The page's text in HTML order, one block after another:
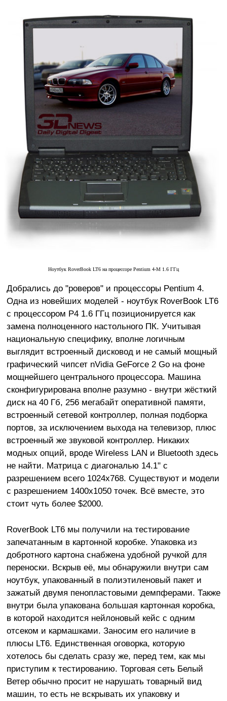
Ноутбук RoverBook LT6 на процессоре Pentium 4-M 1.6 ГГц
Добрались до "роверов" и процессоры Pentium 4.
Одна из новейших моделей - ноутбук RoverBook LT6
с процессором P4 1.6 ГГц позиционируется как
замена полноценного настольного ПК. Учитывая
национальную специфику, вполне логичным
выглядит встроенный дисковод и не самый мощный
графический чипсет nVidia GeForce 2 Go на фоне
мощнейшего центрального процессора. Машина
сконфигурирована вполне разумно - внутри жёсткий
диск на 40 Гб, 256 мегабайт оперативной памяти,
встроенный сетевой контроллер, полная подборка
портов, за исключением выхода на телевизор, плюс
встроенный же звуковой контроллер. Никаких
модных опций, вроде Wireless LAN и Bluetooth здесь
не найти. Матрица с диагональю 14.1" с
разрешением всего 1024x768. Существуют и модели
с разрешением 1400x1050 точек. Всё вместе, это
стоит чуть более $2000.
RoverBook LT6 мы получили на тестирование
запечатанным в картонной коробке. Упаковка из
добротного картона снабжена удобной ручкой для
переноски. Вскрыв её, мы обнаружили внутри сам
ноутбук, упакованный в полиэтиленовый пакет и
зажатый двумя пенопластовыми демпферами. Также
внутри была упакована большая картонная коробка,
в которой находится нейлоновый кейс с одним
отсеком и кармашками. Заносим его наличие в
плюсы LT6. Единственная оговорка, которую
хотелось бы сделать сразу же, перед тем, как мы
приступим к тестированию. Торговая сеть Белый
Ветер обычно просит не нарушать товарный вид
машин, то есть не вскрывать их упаковку и